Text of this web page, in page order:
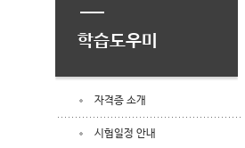
학습도우미
자격증 소개
시험일정 안내